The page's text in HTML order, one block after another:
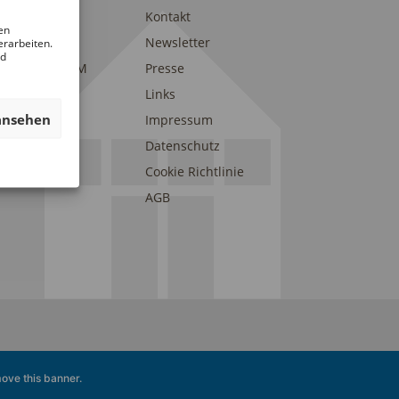
des DAM
Kontakt
Newsletter
Presse
Links
Impressum
Datenschutz
Cookie Richtlinie
AGB
this banner.